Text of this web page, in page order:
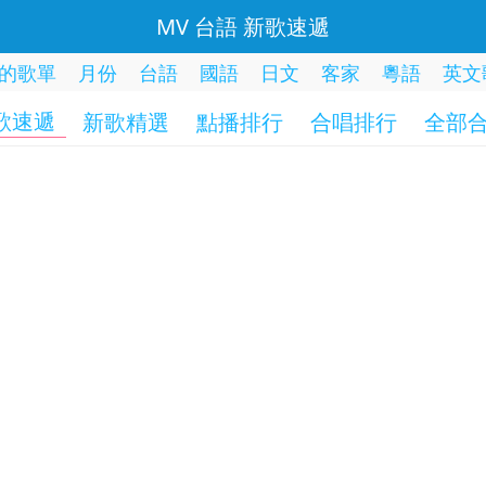
MV 台語 新歌速遞
歌單 月份 台語 國語 日文 客家 粵語 英
速遞 新歌精選 點播排行 合唱排行 全部